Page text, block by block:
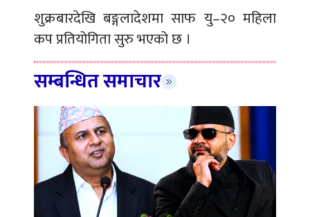
शुक्रबारदेखि बङ्गलादेशमा साफ यु–२० महिला
कप प्रतियोगिता सुरु भएको छ ।
सम्बन्धित समाचार